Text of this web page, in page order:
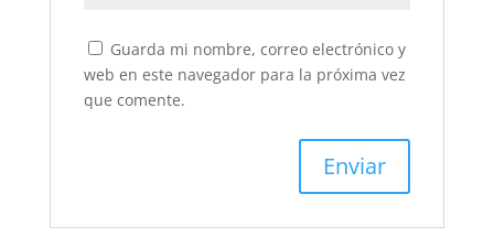
Guarda mi nombre, correo electrónico y
web en este navegador para la próxima vez
que comente.